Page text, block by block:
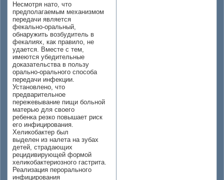
Несмотря нато, что
предполагаемым механизмом
передачи является
фекально-оральный,
обнаружить возбудитель в
фекалиях, как правило, не
удается. Вместе с тем,
имеются убедительные
доказательства в пользу
орально-орального способа
передачи инфекции.
Установлено, что
предварительное
пережевывание пищи больной
матерью для своего
ребенка резко повышает риск
его инфицирования.
Хеликобактер был
выделен из налета на зубах
детей, страдающих
рецидивирующей формой
хеликобактериозного гастрита.
Реализация перорального
инфицирования